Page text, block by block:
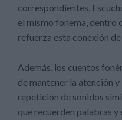
correspondientes.
el mismo fonema, dentro
refuerza esta conexión
Además, los cuentos
de mantener la atención
repetición de sonidos
que recuerden palabras